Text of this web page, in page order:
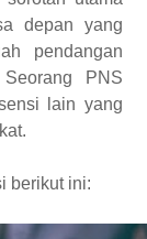
depan yang
pendangan
PNS
lain yang
berikut ini: